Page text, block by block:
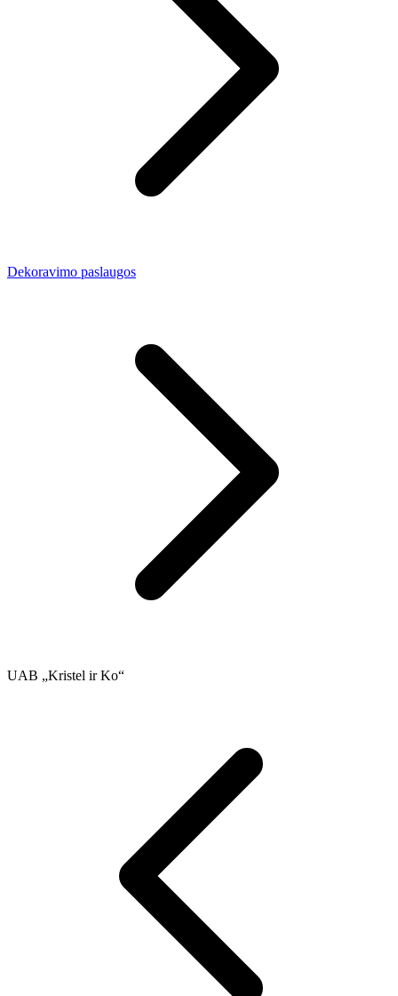
Dekoravimo paslaugos
UAB „Kristel ir Ko“